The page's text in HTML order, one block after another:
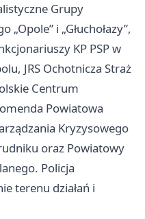
Grupy
i „Głuchołazy”,
KP PSP w
JRS Ochotnicza Straż
Centrum
Powiatowa
Kryzysowego
oraz Powiatowy
Policja
terenu działań i